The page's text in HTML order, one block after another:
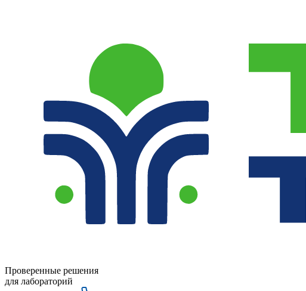
Проверенные решения
для лабораторий